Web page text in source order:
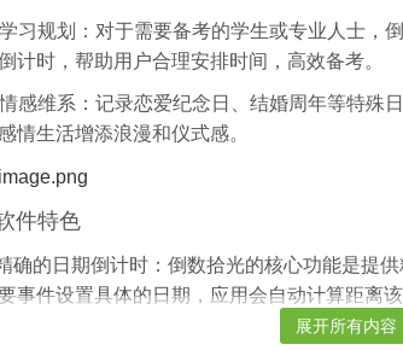
习规划：对于需要备考的学生或专业人士，
计时，帮助用户合理安排时间，高效备考。
感维系：记录恋爱纪念日、结婚周年等特殊
情生活增添浪漫和仪式感。
件特色
确的日期倒计时：倒数拾光的核心功能是提
事件设置具体的日期，应用会自动计算距离
个性化提醒设置：除了基本的倒计时功能外，
展开所有内容